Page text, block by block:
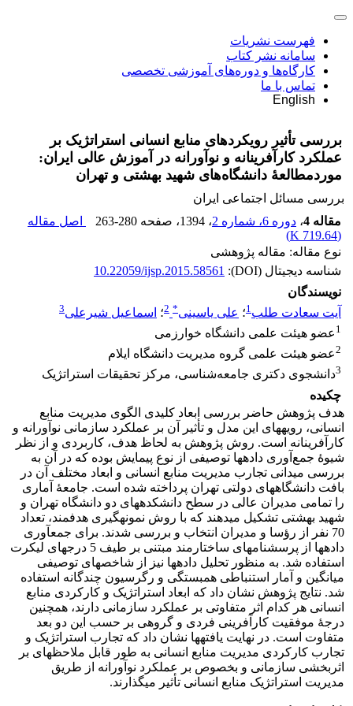
فهرست نشریات
سامانه نشر کتاب
کارگاه‌ها و دوره‌های آموزشی تخصصی
تماس با ما
English
بررسی تأثیر رویکردهای منابع انسانی استراتژیک بر
عملکرد کارآفرینانه و نوآورانه در آموزش عالی ایران:
موردمطالعۀ دانشگاه‌های شهید بهشتی و تهران
بررسی مسائل اجتماعی ایران
مقاله 4
، دوره 6، شماره 2 ، 1394 ، صفحه 263-280
اصل مقاله
(
719.64 K
)
نوع مقاله: مقاله پژوهشی
شناسه دیجیتال (DOI):
10.22059/ijsp.2015.58561
نویسندگان
آیت سعادت طلب1؛ علی یاسینی*
2؛ اسماعیل شیرعلی3
1 عضو هیئت علمی دانشگاه خوارزمی
2عضو هیئت علمی گروه ‌مدیریت دانشگاه ایلام
3دانشجوی دکتری جامعه‌شناسی، مرکز تحقیقات استراتژیک
چکیده
هدف پژوهش حاضر بررسی ابعاد کلیدی الگوی مدیریت منابع
انسانی، رویه­های این مدل و تأثیر آن بر عملکرد سازمانی نوآورانه و
کارآفرینانه است. روش پژوهش به لحاظ هدف، کاربردی و از نظر
شیوۀ جمع‌آوری داده­ها توصیفی از نوع پیمایش بوده که در آن به
بررسی میدانی تجارب مدیریت منابع انسانی و ابعاد مختلف آن در
بافت دانشگاه­های دولتی تهران پرداخته شده است. جامعۀ آماری
را تمامی مدیران عالی در سطح دانشکده­های دو دانشگاه تهران و
شهید بهشتی تشکیل می­دهند که با روش نمونه­گیری هدفمند، تعداد
70 نفر از رؤسا و مدیران انتخاب و بررسی شدند. برای جمع­آوری
داده­ها از پرسشنامه­ای ساختارمند مبتنی بر طیف 5 درجه­ای لیکرت
استفاده شد. به منظور تحلیل داده­ها نیز از شاخص­های توصیفی
میانگین و آمار استنباطی همبستگی و رگرسیون چندگانه استفاده
شد. نتایج پژوهش نشان داد که ابعاد استراتژیک و کارکردی منابع
انسانی هر کدام اثر متفاوتی بر عملکرد سازمانی دارند، همچنین
درجۀ موفقیت کارآفرینی فردی و گروهی بر حسب این دو بعد
متفاوت است. در نهایت یافته­ها نشان داد که تجارب استراتژیک و
تجارب کارکردی مدیریت منابع انسانی به طور قابل ملاحظه­ای بر
اثربخشی سازمانی و بخصوص بر عملکرد نوآورانه از طریق
مدیریت استراتژیک منابع انسانی تأثیر می­گذارند.